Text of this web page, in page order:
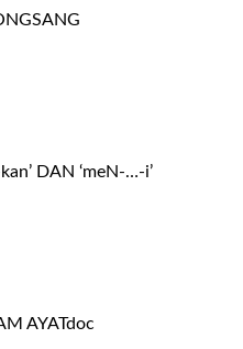
DAN ‘meN-…-i’
AYATdoc